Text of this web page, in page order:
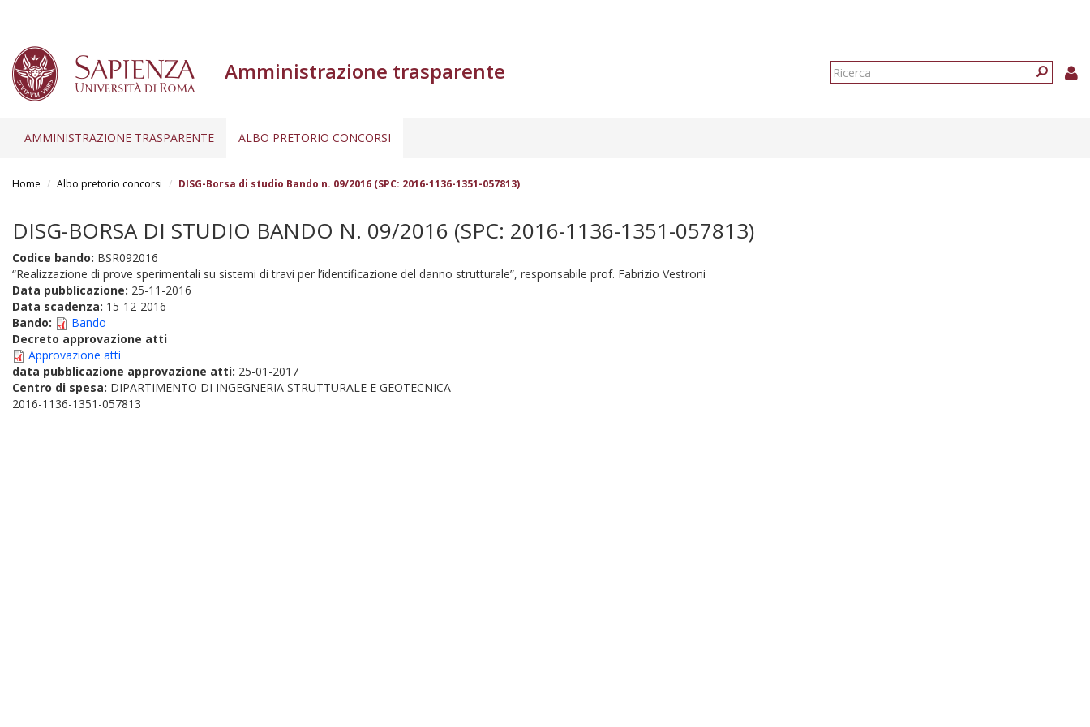
Amministrazione trasparente
Form
AMMINISTRAZIONE TRASPARENTE ALBO PRETORIO CONCORSI
Home Albo pretorio concorsi DISG-Borsa di studio Bando n. 09/2016 (SPC: 2016-1136-1351-057813)
DISG-BORSA DI STUDIO BANDO N. 09/2016 (SPC: 2016-1136-1351-057813)
Codice bando: BSR092016
“Realizzazione di prove sperimentali su sistemi di travi per l’identificazione del danno strutturale”, responsabile prof. Fabrizio Vestroni
Data pubblicazione: 25-11-2016
Data scadenza: 15-12-2016
Bando:
Bando
Decreto approvazione atti
Approvazione atti
data pubblicazione approvazione atti: 25-01-2017
Centro di spesa: DIPARTIMENTO DI INGEGNERIA STRUTTURALE E GEOTECNICA
2016-1136-1351-057813